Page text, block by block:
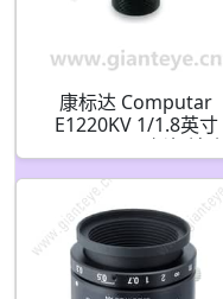
康标达 Computar
E1220KV 1/1.8英寸
12mm F2.0 板机镜头